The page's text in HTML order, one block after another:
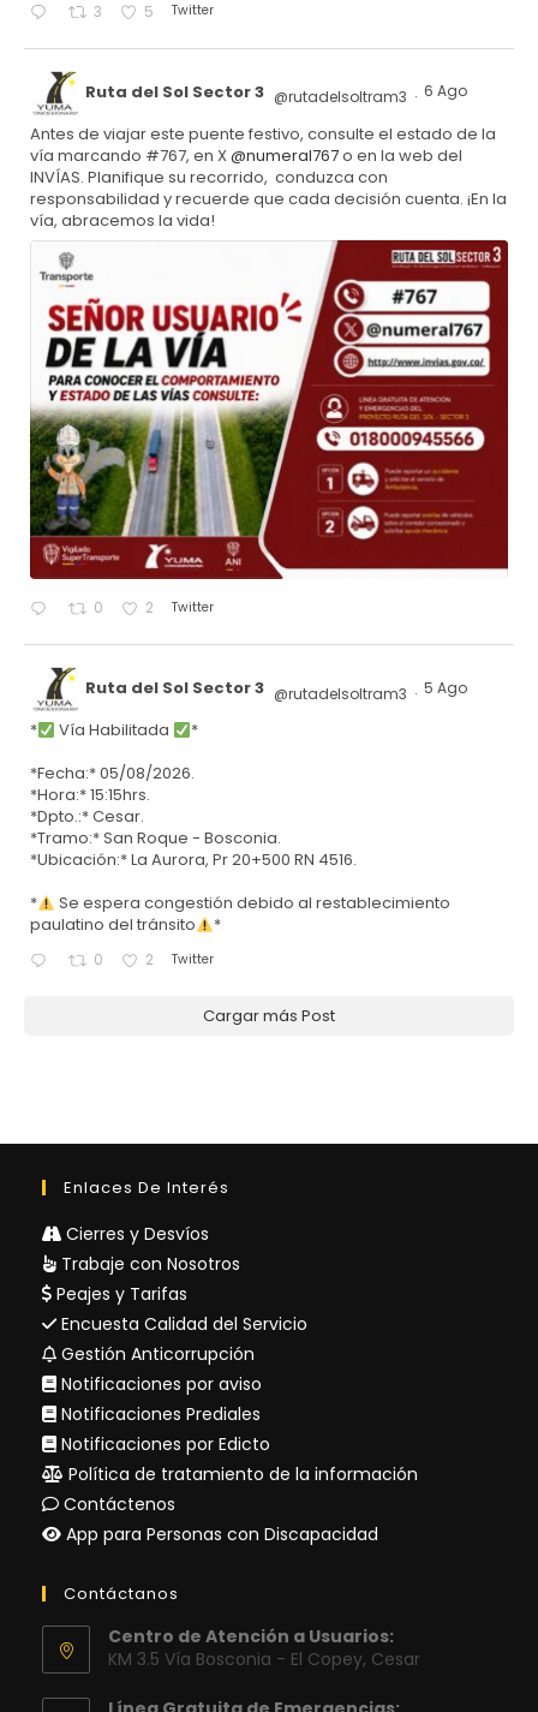
3 5 Twitter
Ruta del Sol Sector 3 @rutadelsoltram3 · 6 Ago
Antes de viajar este puente festivo, consulte el estado de la
vía marcando #767, en X@numeral767o en la web del
INVÍAS. Planifique su recorrido, conduzca con
responsabilidad y recuerde que cada decisión cuenta. ¡En la
vía, abracemos la vida!
0 2 Twitter
Ruta del Sol Sector 3 @rutadelsoltram3 · 5 Ago
* Vía Habilitada
*
*Fecha:* 05/08/2026.
*Hora:* 15:15hrs.
*Dpto.:* Cesar.
*Tramo:* San Roque - Bosconia.
*Ubicación:* La Aurora, Pr 20+500 RN 4516.
*
Se espera congestión debido al restablecimiento
paulatino del tránsito
*
0 2 Twitter
Cargar más Post
Enlaces De Interés
Cierres y Desvíos
Trabaje con Nosotros
Peajes y Tarifas
Encuesta Calidad del Servicio
Gestión Anticorrupción
Notificaciones por aviso
Notificaciones Prediales
Notificaciones por Edicto
Política de tratamiento de la información
Contáctenos
App para Personas con Discapacidad
Contáctanos
Centro de Atención a Usuarios:
KM 3.5 Vía Bosconia - El Copey, Cesar